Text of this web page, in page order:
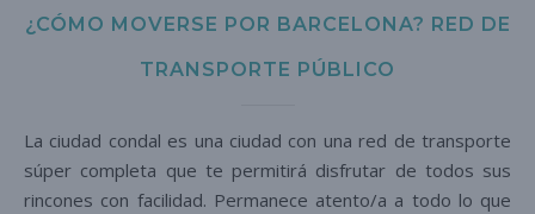
¿CÓMO MOVERSE POR BARCELONA? RED DE
TRANSPORTE PÚBLICO
La ciudad condal es una ciudad con una red de transporte
súper completa que te permitirá disfrutar de todos sus
rincones con facilidad. Permanece atento/a a todo lo que